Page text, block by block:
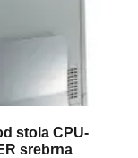
stola CPU-
srebrna